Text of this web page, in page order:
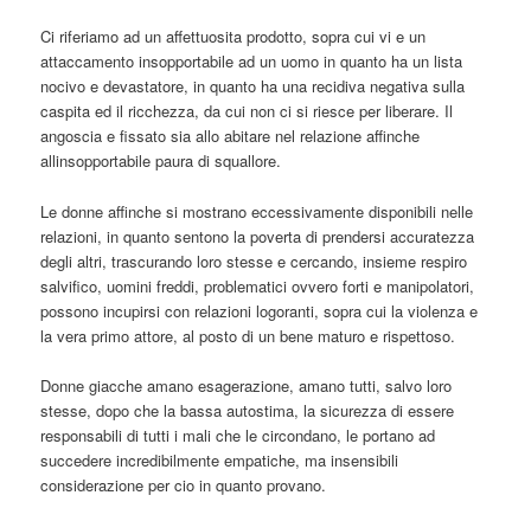
Ci riferiamo ad un affettuosita prodotto, sopra cui vi e un
attaccamento insopportabile ad un uomo in quanto ha un lista
nocivo e devastatore, in quanto ha una recidiva negativa sulla
caspita ed il ricchezza, da cui non ci si riesce per liberare. Il
angoscia e fissato sia allo abitare nel relazione affinche
allinsopportabile paura di squallore.
Le donne affinche si mostrano eccessivamente disponibili nelle
relazioni, in quanto sentono la poverta di prendersi accuratezza
degli altri, trascurando loro stesse e cercando, insieme respiro
salvifico, uomini freddi, problematici ovvero forti e manipolatori,
possono incupirsi con relazioni logoranti, sopra cui la violenza e
la vera primo attore, al posto di un bene maturo e rispettoso.
Donne giacche amano esagerazione, amano tutti, salvo loro
stesse, dopo che la bassa autostima, la sicurezza di essere
responsabili di tutti i mali che le circondano, le portano ad
succedere incredibilmente empatiche, ma insensibili
considerazione per cio in quanto provano.